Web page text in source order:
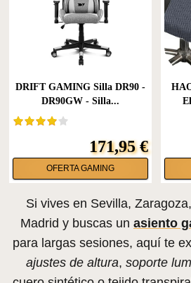
DRIFT GAMING Silla DR90 -
DR90GW - Silla...
171,95 €
OFERTA GAMING
Si vives en Sevilla,
Madrid y buscas un asiento
para largas sesiones, aquí te
ajustes de altura, soporte